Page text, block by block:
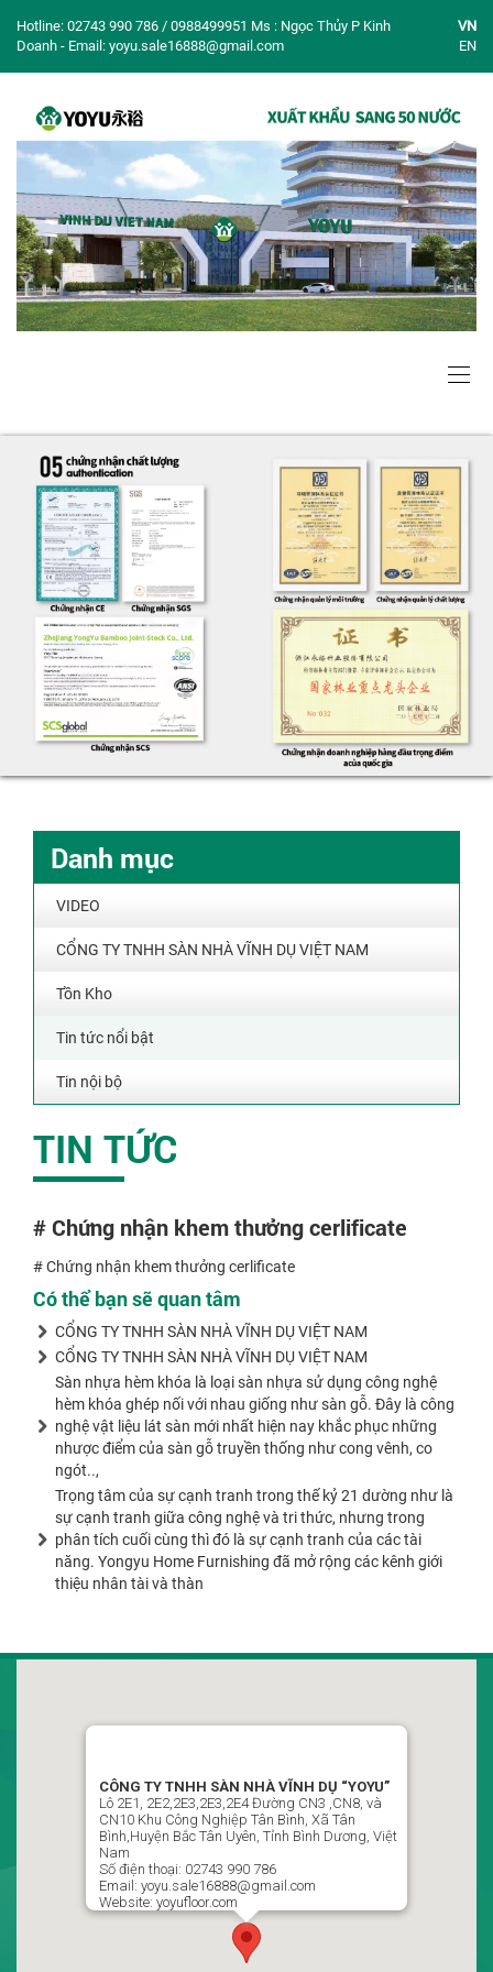
Hotline: 02743 990 786 / 0988499951 Ms : Ngọc Thủy P Kinh
Doanh - Email: yoyu.sale16888@gmail.com
VN
EN
Danh mục
VIDEO
CỔNG TY TNHH SÀN NHÀ VĨNH DỤ VIỆT NAM
Tồn Kho
Tin tức nổi bật
Tin nội bộ
TIN TỨC
# Chứng nhận khem thưởng cerlificate
# Chứng nhận khem thưởng cerlificate
Có thể bạn sẽ quan tâm
CỔNG TY TNHH SÀN NHÀ VĨNH DỤ VIỆT NAM
CỔNG TY TNHH SÀN NHÀ VĨNH DỤ VIỆT NAM
Sàn nhựa hèm khóa là loại sàn nhựa sử dụng công nghệ
hèm khóa ghép nối với nhau giống như sàn gỗ. Đây là công
nghệ vật liệu lát sàn mới nhất hiện nay khắc phục những
nhược điểm của sàn gỗ truyền thống như cong vênh, co
ngót..,
Trọng tâm của sự cạnh tranh trong thế kỷ 21 dường như là
sự cạnh tranh giữa công nghệ và tri thức, nhưng trong
phân tích cuối cùng thì đó là sự cạnh tranh của các tài
năng. Yongyu Home Furnishing đã mở rộng các kênh giới
thiệu nhân tài và thàn
“YOYU”
Phường Vĩnh Tân , Thành Phố Hồ Chí Minh, Việt Nam
02743 990 786 / 0988499951 Ms : Ngọc Thủy P Kinh Doanh
yoyu.sale16888@gmail.com
Theo dõi chúng tôi trên
CÔNG TY TNHH SÀN NHÀ VĨNH DỤ “YOYU”
Lô 2E1, 2E2,2E3,2E3,2E4 Đường CN3 ,CN8, và
CN10 Khu Công Nghiệp Tân Bình, Xã Tân
Bình,Huyện Bắc Tân Uyên, Tỉnh Bình Dương, Việt
Nam
Số điện thoại: 02743 990 786
Email: yoyu.sale16888@gmail.com
Website: yoyufloor.com